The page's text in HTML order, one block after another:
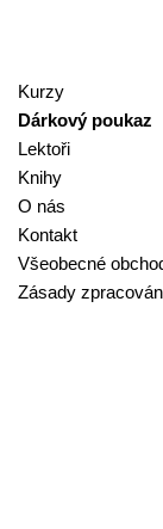
Kurzy
Dárkový poukaz
Lektoři
Knihy
O nás
Kontakt
Všeobecné
Zásady